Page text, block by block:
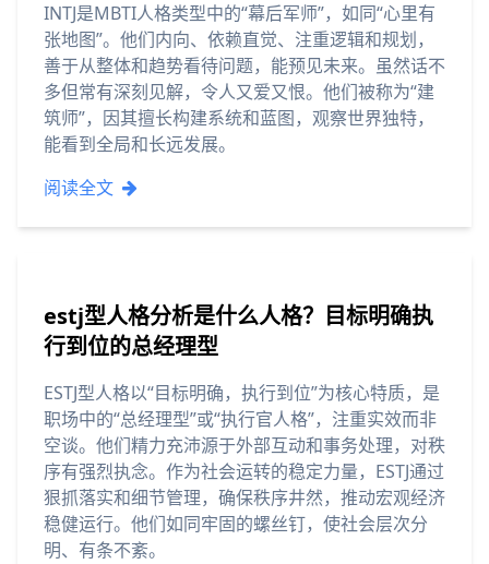
INTJ是MBTI人格类型中的“幕后军师”，如同“心里有
张地图”。他们内向、依赖直觉、注重逻辑和规划，
善于从整体和趋势看待问题，能预见未来。虽然话不
多但常有深刻见解，令人又爱又恨。他们被称为“建
筑师”，因其擅长构建系统和蓝图，观察世界独特，
能看到全局和长远发展。
阅读全文
estj型人格分析是什么人格？目标明确执
行到位的总经理型
ESTJ型人格以“目标明确，执行到位”为核心特质，是
职场中的“总经理型”或“执行官人格”，注重实效而非
空谈。他们精力充沛源于外部互动和事务处理，对秩
序有强烈执念。作为社会运转的稳定力量，ESTJ通过
狠抓落实和细节管理，确保秩序井然，推动宏观经济
稳健运行。他们如同牢固的螺丝钉，使社会层次分
明、有条不紊。